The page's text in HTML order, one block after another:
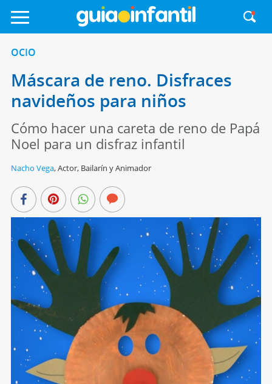
OCIO
Máscara de reno. Disfraces
navideños para niños
Cómo hacer una careta de reno de Papá
Noel para un disfraz infantil
Nacho Vega,Actor, Bailarín y Animador